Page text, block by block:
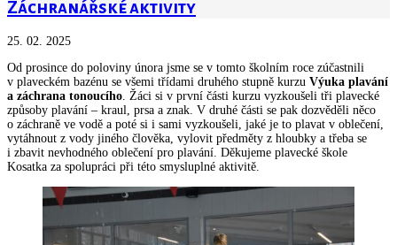
Záchranářské aktivity
25. 02. 2025
Od prosince do poloviny února jsme se v tomto školním roce zúčastnili
v plaveckém bazénu se všemi třídami druhého stupně kurzu Výuka plavání
a záchrana tonoucího . Žáci si v první části kurzu vyzkoušeli tři plavecké
způsoby plavání – kraul, prsa a znak. V druhé části se pak dozvěděli něco
o záchraně ve vodě a poté si i sami vyzkoušeli, jaké je to plavat v oblečení,
vytáhnout z vody jiného člověka, vylovit předměty z hloubky a třeba se
i zbavit nevhodného oblečení pro plavání. Děkujeme plavecké škole
Kosatka za spolupráci při této smysluplné aktivitě.